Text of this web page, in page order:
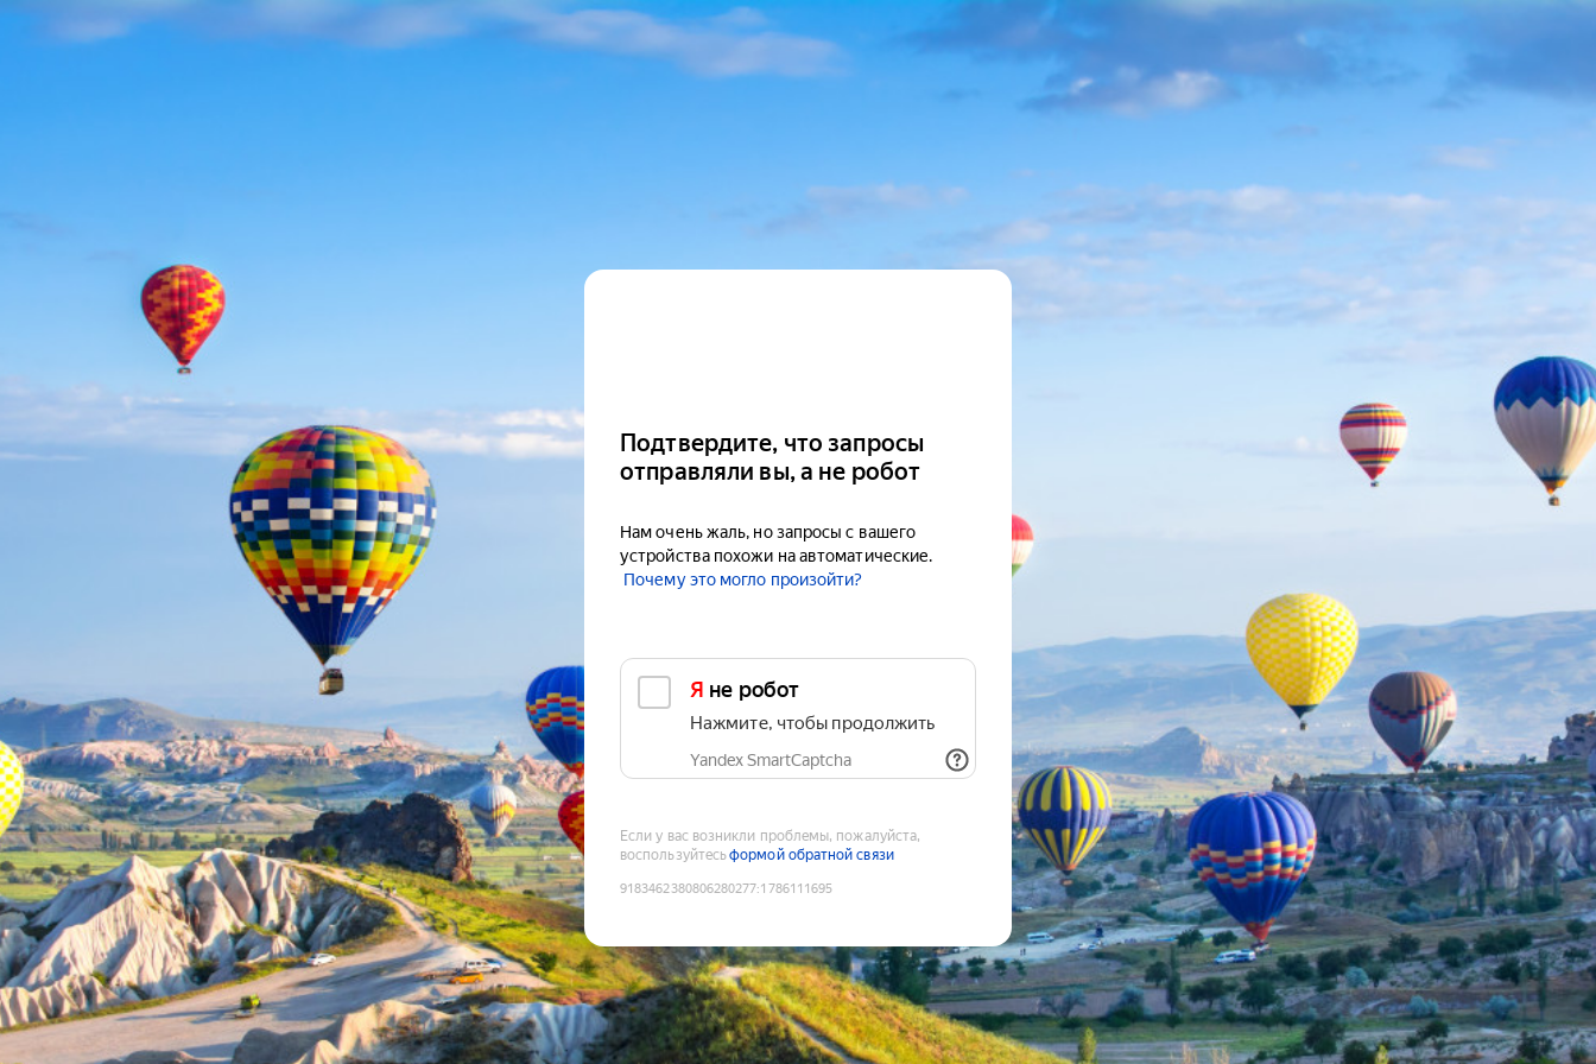
Подтвердите, что запросы
отправляли вы, а не робот
Нам очень жаль, но запросы с вашего
устройства похожи на автоматические.
Почему это могло произойти?
Я не робот
Нажмите, чтобы продолжить
Yandex SmartCaptcha
Если у вас возникли проблемы, пожалуйста,
воспользуйтесьформой обратной связи
9183462380806280277:1786111695